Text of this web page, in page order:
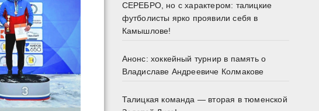
СЕРЕБРО, но с характером: талицкие
футболисты ярко проявили себя в
Камышлове!
Анонс: хоккейный турнир в память о
Владиславе Андреевиче Колмакове
Талицкая команда — вторая в тюменской